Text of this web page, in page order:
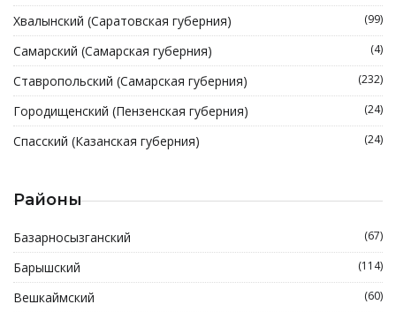
Хвалынский (Саратовская губерния) (99)
Самарский (Самарская губерния) (4)
Ставропольский (Самарская губерния) (232)
Городищенский (Пензенская губерния) (24)
Спасский (Казанская губерния) (24)
Районы
Базарносызганский (67)
Барышский (114)
Вешкаймский (60)